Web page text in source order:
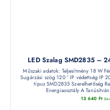
LED Szalag SMD2835 –
Műszaki adatok: Teljesítmény 18 W
Sugárzási szög 120 ° IP védettség IP
típus SMD2835 Szerelhetőség
Energiaosztály A
13 640 Ft